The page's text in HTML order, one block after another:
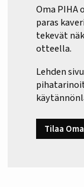
Oma PIHA
paras
tekevät
otteella.
Lehden
Tilaa